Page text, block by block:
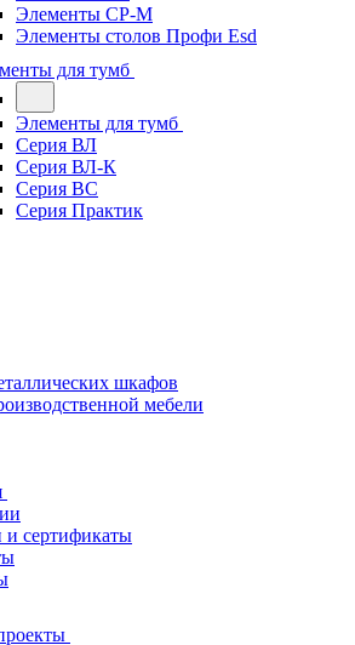
Элементы СР-М
Элементы столов Профи Esd
для тумб
Элементы для тумб
Серия ВЛ
Серия ВЛ-К
Серия ВС
Серия Практик
шкафов
мебели
и сертификаты